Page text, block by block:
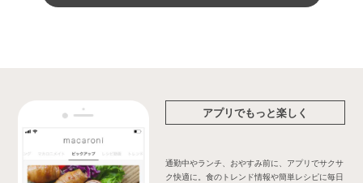
アプリでもっと楽しく
通勤中やランチ、おやすみ前に、アプリでサクサ
ク快適に。食のトレンド情報や簡単レシピに毎日